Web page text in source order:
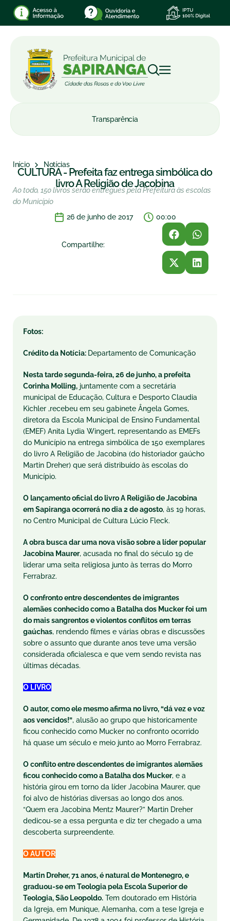
Transparência
Início Notícias
CULTURA - Prefeita faz entrega simbólica do
livro A Religião de Jacobina
Ao todo, 150 livros serão entregues pela Prefeitura às escolas
do Município
26 de junho de 2017
00:00
Compartilhe:
Fotos:
Crédito da Notícia: Departamento de Comunicação
Nesta tarde segunda-feira, 26 de junho, a prefeita
Corinha Molling, juntamente com a secretária
municipal de Educação, Cultura e Desporto Claudia
Kichler ,recebeu em seu gabinete Ângela Gomes,
diretora da Escola Municipal de Ensino Fundamental
(EMEF) Anita Lydia Wingert, representando as EMEFs
do Município na entrega simbólica de 150 exemplares
do livro A Religião de Jacobina (do historiador gaúcho
Martin Dreher) que será distribuído às escolas do
Município.
O lançamento oficial do livro A Religião de Jacobina
em Sapiranga ocorrerá no dia 2 de agosto, às 19 horas,
no Centro Municipal de Cultura Lúcio Fleck.
A obra busca dar uma nova visão sobre a líder popular
Jacobina Maurer, acusada no final do século 19 de
liderar uma seita religiosa junto às terras do Morro
Ferrabraz.
O confronto entre descendentes de imigrantes
alemães conhecido como a Batalha dos Mucker foi um
do mais sangrentos e violentos conflitos em terras
gaúchas, rendendo filmes e várias obras e discussões
sobre o assunto que durante anos teve uma versão
considerada oficialesca e que vem sendo revista nas
últimas décadas.
O LIVRO
O autor, como ele mesmo afirma no livro, “dá vez e voz
aos vencidos!”, alusão ao grupo que historicamente
ficou conhecido como Mucker no confronto ocorrido
há quase um século e meio junto ao Morro Ferrabraz.
O conflito entre descendentes de imigrantes alemães
ficou conhecido como a Batalha dos Mucker, e a
história girou em torno da líder Jacobina Maurer, que
foi alvo de histórias diversas ao longo dos anos.
“Quem era Jacobina Mentz Maurer?” Martin Dreher
dedicou-se a essa pergunta e diz ter chegado a uma
descoberta surpreendente.
O AUTOR
Martin Dreher, 71 anos, é natural de Montenegro, e
graduou-se em Teologia pela Escola Superior de
Teologia, São Leopoldo. Tem doutorado em História
da Igreja, em Munique, Alemanha, com a tese Igreja e